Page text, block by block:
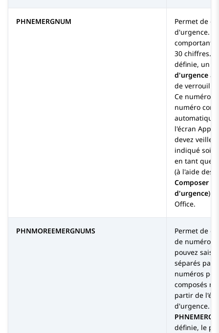
PHNEMERGNUM
Permet de
d'urgence.
comportant
30 chiffres.
définie, un
d'urgence
de
Ce numéro
numéro
l'écran
devez veiller
indiqué soit
en tant que
(à l'aide des
Composer
d'urgence)
Office.
PHNMOREEMERGNUMS
Permet de
de numéros
pouvez
séparés par
numéros
composés
partir de
d'urgence.
définie, le